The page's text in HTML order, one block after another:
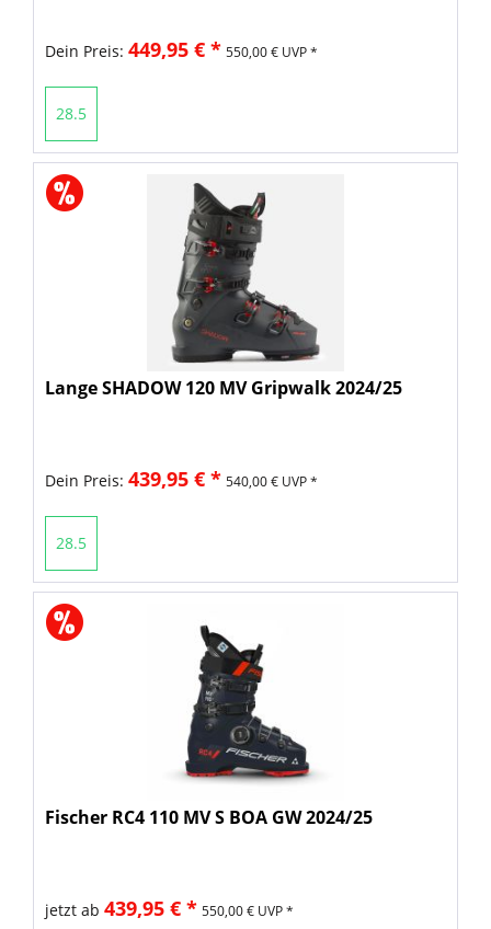
Dein Preis: 449,95 € * 550,00 € UVP *
28.5
Lange SHADOW 120 MV Gripwalk 2024/25
Dein Preis: 439,95 € * 540,00 € UVP *
28.5
Fischer RC4 110 MV S BOA GW 2024/25
jetzt ab 439,95 € * 550,00 € UVP *